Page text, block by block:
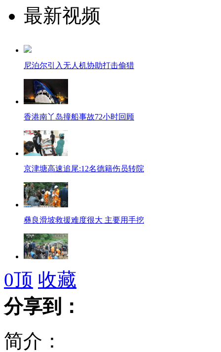
最新视频
尼泊尔引入无人机协助打击偷猎
香港南丫岛撞船事故72小时回顾
京津塘高速追尾:12名德籍伤员转院
彝良滑坡救援难度很大 主要用手挖
彝良山体滑坡淹没一小学含18名学生
0顶 收藏
分享到：
简介：